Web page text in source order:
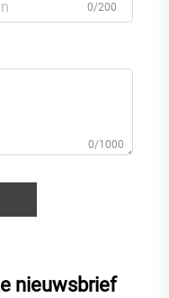
0/200
0/1000
nieuwsbrief